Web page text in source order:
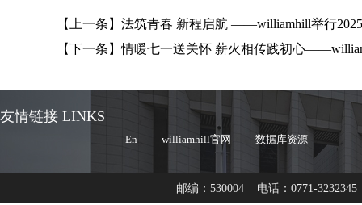
【上一条】 法筑青春 新程启航 ——williamhill举行
【下一条】情暖七一送关怀 薪火相传践初心
友情链接 LINKS
En williamhill官网 数据库资源
邮编：530004 电话：0771-